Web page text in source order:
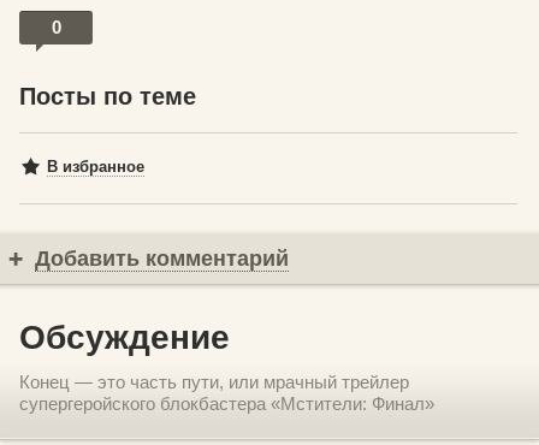
0
Посты по теме
В избранное
Добавить комментарий
Обсуждение
Конец — это часть пути, или мрачный трейлер
супергеройского блокбастера «Мстители: Финал»